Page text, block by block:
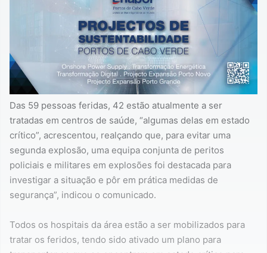
Das 59 pessoas feridas, 42 estão atualmente a ser
tratadas em centros de saúde, “algumas delas em estado
crítico”, acrescentou, realçando que, para evitar uma
segunda explosão, uma equipa conjunta de peritos
policiais e militares em explosões foi destacada para
investigar a situação e pôr em prática medidas de
segurança”, indicou o comunicado.
Todos os hospitais da área estão a ser mobilizados para
tratar os feridos, tendo sido ativado um plano para